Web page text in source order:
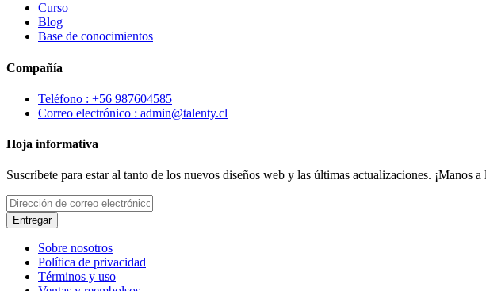
Curso
Blog
Base de conocimientos
Compañía
Teléfono : +56 987604585
Correo electrónico : admin@talenty.cl
Hoja informativa
Suscríbete para estar al tanto de los nuevos diseños web y las últimas actualizaciones. ¡Manos a
Entregar
Sobre nosotros
Política de privacidad
Términos y uso